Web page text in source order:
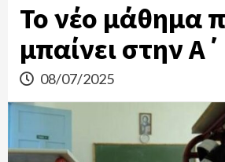
Το νέο μάθημα
μπαίνει στην
08/07/2025